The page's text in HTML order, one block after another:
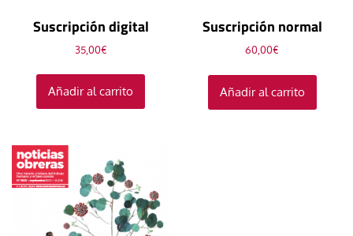
Suscripción digital
35,00€
Añadir al carrito
Suscripción normal
60,00€
Añadir al carrito